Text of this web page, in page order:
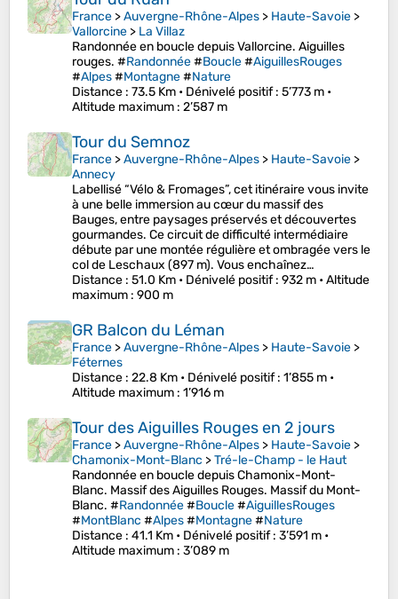
France >Auvergne-Rhône-Alpes > Haute-Savoie >
Vallorcine > La Villaz
Randonnée en boucle depuis Vallorcine. Aiguilles
rouges. #Randonnée#Boucle#AiguillesRouges
#Alpes#Montagne#Nature
Distance : 73.5 Km • Dénivelé positif: 5’773 m •
Altitude maximum : 2’587 m
Tour du Semnoz
France >Auvergne-Rhône-Alpes > Haute-Savoie >
Annecy
Labellisé “Vélo & Fromages”, cet itinéraire vous invite
à une belle immersion au cœur du massif des
Bauges, entre paysages préservés et découvertes
gourmandes. Ce circuit de difficulté intermédiaire
débute par une montée régulière et ombragée vers le
col de Leschaux (897 m). Vous enchaînez…
Distance : 51.0 Km • Dénivelé positif: 932 m •Altitude
maximum : 900 m
GR Balcon du Léman
France >Auvergne-Rhône-Alpes > Haute-Savoie >
Féternes
Distance : 22.8 Km • Dénivelé positif: 1’855 m •
Altitude maximum : 1’916 m
Tour des Aiguilles Rouges en 2 jours
France >Auvergne-Rhône-Alpes > Haute-Savoie >
Chamonix-Mont-Blanc >Tré-le-Champ - le Haut
Randonnée en boucle depuis Chamonix-Mont-
Blanc. Massif des Aiguilles Rouges. Massif du Mont-
Blanc. #Randonnée#Boucle#AiguillesRouges
#MontBlanc #Alpes#Montagne#Nature
Distance : 41.1 Km • Dénivelé positif: 3’591 m •
Altitude maximum : 3’089 m